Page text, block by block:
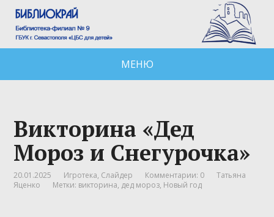
МЕНЮ
Викторина «Дед
Мороз и Снегурочка»
20.01.2025 Игротека, Слайдер Комментарии: 0
Татьяна
Яценко
Метки: викторина, дед мороз, Новый год